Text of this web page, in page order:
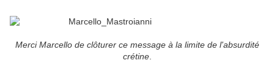
Merci Marcello de clôturer ce message à la limite de l'absurdité
crétine.